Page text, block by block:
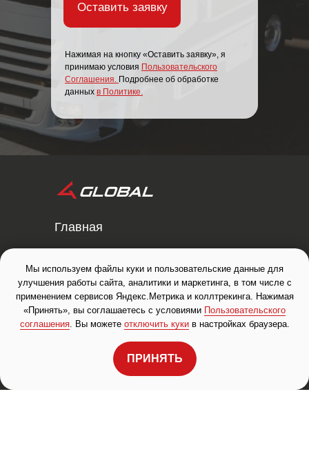
Нажимая на кнопку «Оставить заявку», я
принимаю условия Пользовательского
Соглашения. Подробнее об обработке
данных в Политике.
Оставить заявку
Мы используем файлы куки и пользовательские данные для
улучшения работы сайта, аналитики и маркетинга, в том числе с
применением сервисов Яндекс.Метрика и коллтрекинга. Нажимая
«Принять», вы соглашаетесь с условиями Пользовательского
соглашения. Вы можете отключить куки в настройках браузера.
ПРИНЯТЬ
Главная
Международные
перевозки
Честный знак